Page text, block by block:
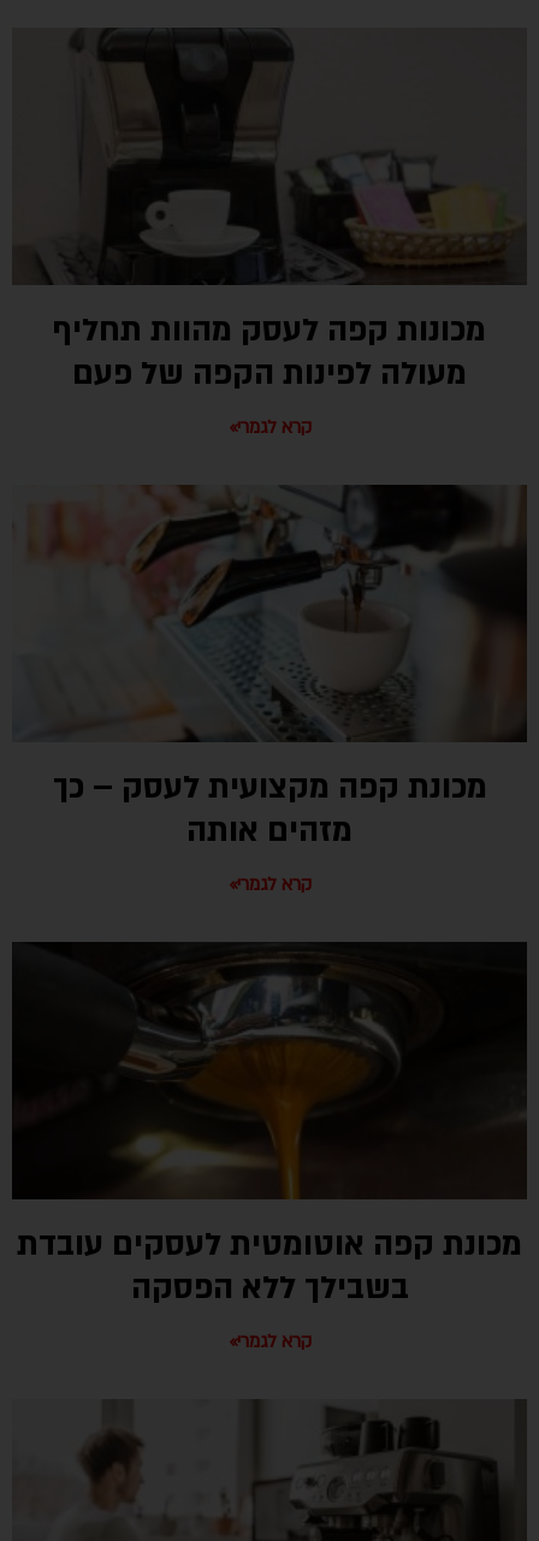
מכונות קפה לעסק מהוות תחליף
מעולה לפינות הקפה של פעם
קרא לגמרי»
מכונת קפה מקצועית לעסק – כך
מזהים אותה
קרא לגמרי»
מכונת קפה אוטומטית לעסקים עובדת
בשבילך ללא הפסקה
קרא לגמרי»